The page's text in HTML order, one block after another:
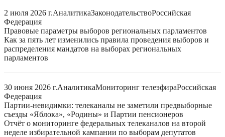
2 июля 2026 г.АналитикаЗаконодательствоРоссийская
Федерация
Правовые параметры выборов региональных парламентов
Как за пять лет изменились правила проведения выборов и
распределения мандатов на выборах региональных
парламентов
30 июня 2026 г.АналитикаМониторинг телеэфираРоссийская
Федерация
Партии-невидимки: телеканалы не заметили предвыборные
съезды «Яблока», «Родины» и Партии пенсионеров
Отчёт о мониторинге федеральных телеканалов на второй
неделе избирательной кампании по выборам депутатов